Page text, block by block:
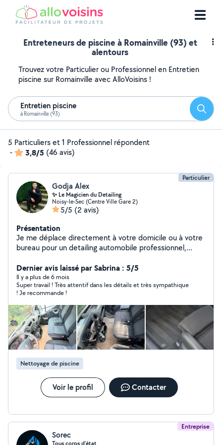
Entreteneurs de piscine à Romainville (93) et
alentours
Trouvez votre Particulier ou Professionnel en Entretien
piscine sur Romainville avec AlloVoisins !
Entretien piscine
à Romainville (93)
5 Particuliers et 1 Professionnel répondent
-
3,8/5 (46 avis)
Particulier
Godja Alex
✨ Le Magicien du Detailing
Noisy-le-Sec (Centre Ville Gare 2)
5/5 (2 avis)
Présentation
Je me déplace directement à votre domicile ou à votre
bureau pour un detailing automobile professionnel,
fraîche et soignée jusque dans les moindres détails.
Services : -Detailing intérieur complet -Nettoyage et
désinfection intérieure -Désinfection de la climatisation
meilleure fraîcheur, élimination des odeurs -Polish
extérieur -Polish des phares -Filmage des vitres, feux
arrière et phares Disponible dans votre zone et ses
environs Avant / Après réels Rapide et propre Des
détails qui font la différence. Contact rapide pour une
offre personnalisée.
Dernier avis laissé par Sabrina : 5/5
Il y a plus de 6 mois
Super travail ! Très attentif dans les détails et très sympathique
! Je recommande !
Nettoyage de piscine
Voir le profil Contacter
Entreprise
Sorec